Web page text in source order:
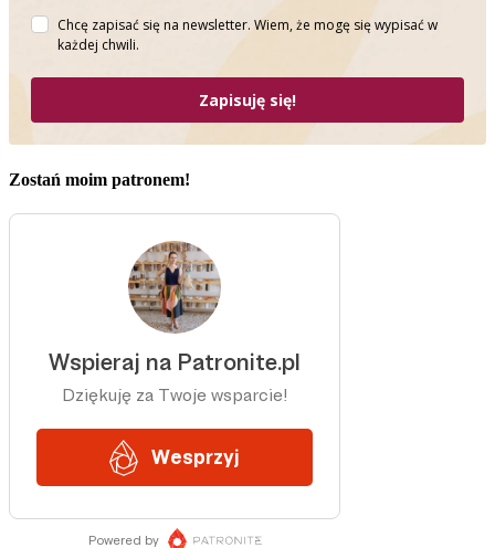
Chcę zapisać się na newsletter. Wiem, że mogę się wypisać w
każdej chwili.
Zapisuję się!
Zostań moim patronem!